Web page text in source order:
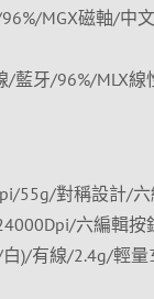
MGX磁軸/中
/藍牙/96%/MLX
55g/對稱設計/
六編輯
)/有線/2.4g/輕